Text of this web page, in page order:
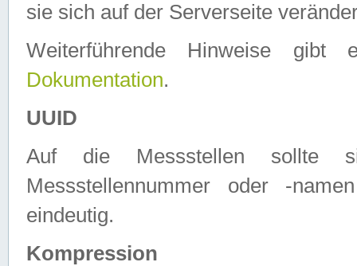
sie sich auf der Serverseite
Weiterführende Hinweise
Dokumentation.
UUID
Auf die Messstellen sollte
Messstellennummer oder -
eindeutig.
Kompression